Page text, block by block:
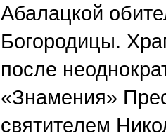
Абалацкой
Богородицы.
после
«Знамения»
святителем